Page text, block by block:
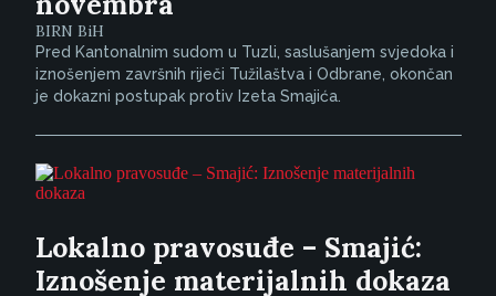
BIRN BiH
Pred Kantonalnim sudom u Tuzli, saslušanjem svjedoka i
iznošenjem završnih riječi Tužilaštva i Odbrane, okončan
je dokazni postupak protiv Izeta Smajića.
Lokalno pravosuđe – Smajić:
Iznošenje materijalnih dokaza